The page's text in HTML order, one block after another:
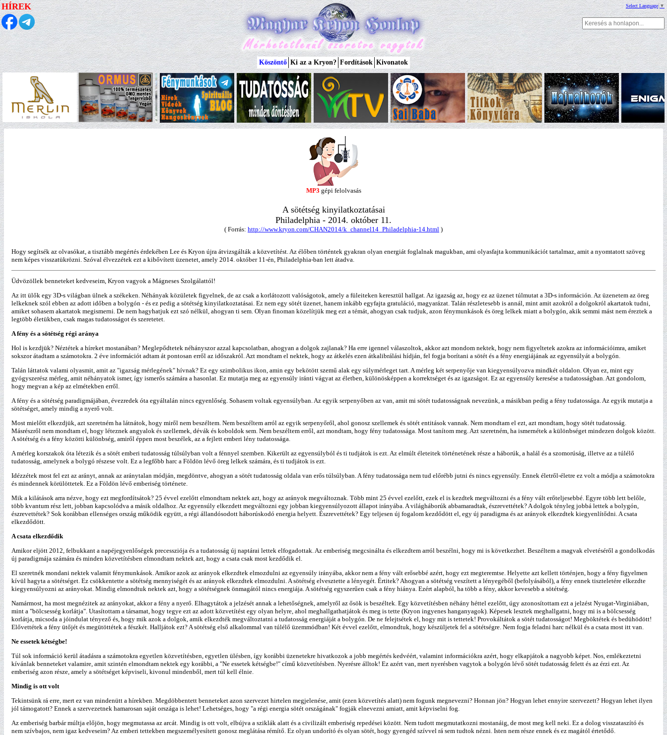
HÍREK Select Language ▼
Köszöntő Ki az a Kryon? Fordítások Kivonatok
MP3 gépi felolvasás
A sötétség kinyilatkoztatásai
Philadelphia - 2014. október 11.
( Forrás: http://www.kryon.com/CHAN2014/k_channel14_Philadelphia-14.html )
Hogy segítsék az olvasókat, a tisztább megértés érdekében Lee és Kryon újra átvizsgálták a közvetítést. Az élőben történtek gyakran olyan energiát foglalnak magukban, ami olyasfajta kommunikációt tartalmaz, amit a nyomtatott szöveg
nem képes visszatükrözni. Szóval élvezzétek ezt a kibővített üzenetet, amely 2014. október 11-én, Philadelphia-ban lett átadva.
Üdvözöllek benneteket kedveseim, Kryon vagyok a Mágneses Szolgálattól!
Az itt ülők egy 3D-s világban ülnek a székeken. Néhányak közületek figyelnek, de az csak a korlátozott valóságotok, amely a füleiteken keresztül hallgat. Az igazság az, hogy ez az üzenet túlmutat a 3D-s információn. Az üzenetem az öreg
lelkeknek szól ebben az adott időben a bolygón - és ez pedig a sötétség kinyilatkoztatásai. Ez nem egy sötét üzenet, hanem inkább egyfajta gratuláció, magyarázat. Talán részletesebb is annál, mint amit azokról a dolgokról akartatok tudni,
amiket sohasem akartatok megismerni. De nem hagyhatjuk ezt szó nélkül, ahogyan ti sem. Olyan finoman közelítjük meg ezt a témát, ahogyan csak tudjuk, azon fénymunkások és öreg lelkek miatt a bolygón, akik semmi mást nem éreztek a
legtöbb életükben, csak magas tudatosságot és szeretetet.
A fény és a sötétség régi aránya
Hol is kezdjük? Néztétek a híreket mostanában? Meglepődtetek néhányszor azzal kapcsolatban, ahogyan a dolgok zajlanak? Ha erre igennel válaszoltok, akkor azt mondom nektek, hogy nem figyeltetek azokra az információimra, amiket
sokszor átadtam a számotokra. 2 éve információt adtam át pontosan erről az időszakról. Azt mondtam el nektek, hogy az átkelés ezen átkalibrálási hídján, fel fogja borítani a sötét és a fény energiájának az egyensúlyát a bolygón.
Talán láttatok valami olyasmit, amit az "igazság mérlegének" hívnak? Ez egy szimbolikus ikon, amin egy bekötött szemű alak egy súlymérleget tart. A mérleg két serpenyője van kiegyensúlyozva mindkét oldalon. Olyan ez, mint egy
gyógyszerész mérleg, amit néhányatok ismer, így ismerős számára a hasonlat. Ez mutatja meg az egyensúly iránti vágyat az életben, különösképpen a korrektséget és az igazságot. Ez az egyensúly keresése a tudatosságban. Azt gondolom,
hogy megvan a kép az elmétekben erről.
A fény és a sötétség paradigmájában, évezredek óta egyáltalán nincs egyenlőség. Sohasem voltak egyensúlyban. Az egyik serpenyőben az van, amit mi sötét tudatosságnak nevezünk, a másikban pedig a fény tudatossága. Az egyik mutatja a
sötétséget, amely mindig a nyerő volt.
Most mielőtt elkezdjük, azt szeretném ha látnátok, hogy miről nem beszéltem. Nem beszéltem arról az egyik serpenyőről, ahol gonosz szellemek és sötét entitások vannak. Nem mondtam el ezt, azt mondtam, hogy sötét tudatosság.
Másrészről nem mondtam el, hogy léteznek angyalok és szellemek, dévák és koboldok sem. Nem beszéltem erről, azt mondtam, hogy fény tudatossága. Most tanítom meg. Azt szeretném, ha ismernétek a különbséget mindezen dolgok között.
A sötétség és a fény közötti különbség, amiről éppen most beszélek, az a fejlett emberi lény tudatossága.
A mérleg korszakok óta létezik és a sötét emberi tudatosság túlsúlyban volt a fénnyel szemben. Kikerült az egyensúlyból és ti tudjátok is ezt. Az elmúlt életeitek történetének része a háborúk, a halál és a szomorúság, illetve az a túlélő
tudatosság, amelynek a bolygó részese volt. Ez a legfőbb harc a Földön lévő öreg lelkek számára, és ti tudjátok is ezt.
Idézzétek most fel ezt az arányt, annak az aránytalan módján, megdöntve, ahogyan a sötét tudatosság oldala van erős túlsúlyban. A fény tudatossága nem tud előrébb jutni és nincs egyensúly. Ennek életről-életre ez volt a módja a számotokra
és mindennek körülöttetek. Ez a Földön lévő emberiség története.
Mik a kilátások arra nézve, hogy ezt megfordítsátok? 25 évvel ezelőtt elmondtam nektek azt, hogy az arányok megváltoznak. Több mint 25 évvel ezelőtt, ezek el is kezdtek megváltozni és a fény vált erőteljesebbé. Egyre több lett belőle,
több kvantum rész lett, jobban kapcsolódva a másik oldalhoz. Az egyensúly elkezdett megváltozni egy jobban kiegyensúlyozott állapot irányába. A világháborúk abbamaradtak, észrevettétek? A dolgok tényleg jobbá lettek a bolygón,
észrevettétek? Sok korábban ellenséges ország működik együtt, a régi állandósodott háborúskodó energia helyett. Észrevettétek? Egy teljesen új fogalom kezdődött el, egy új paradigma és az arányok elkezdtek kiegyenlítődni. A csata
elkezdődött.
A csata elkezdődik
Amikor eljött 2012, felbukkant a napéjegyenlőségek precessziója és a tudatosság új naptárai lettek elfogadottak. Az emberiség megcsinálta és elkezdtem arról beszélni, hogy mi is következhet. Beszéltem a magvak elvetéséről a gondolkodás
új paradigmája számára és minden közvetítésben elmondtam nektek azt, hogy a csata csak most kezdődik el.
El szeretnék mondani nektek valamit fénymunkások. Amikor azok az arányok elkezdtek elmozdulni az egyensúly irányába, akkor nem a fény vált erősebbé azért, hogy ezt megteremtse. Helyette azt kellett történjen, hogy a fény figyelmen
kívül hagyta a sötétséget. Ez csökkentette a sötétség mennyiségét és az arányok elkezdtek elmozdulni. A sötétség elvesztette a lényegét. Értitek? Ahogyan a sötétség veszített a lényegéből (befolyásából), a fény ennek tiszteletére elkezdte
kiegyensúlyozni az arányokat. Mindig elmondtuk nektek azt, hogy a sötétségnek önmagától nincs energiája. A sötétség egyszerűen csak a fény hiánya. Ezért alapból, ha több a fény, akkor kevesebb a sötétség.
Namármost, ha most megnézitek az arányokat, akkor a fény a nyerő. Elhagytátok a jelzését annak a lehetőségnek, amelyről az ősök is beszéltek. Egy közvetítésben néhány héttel ezelőtt, úgy azonosítottam ezt a jelzést Nyugat-Virginiában,
mint a "bölcsesség korlátja". Utasítottam a társamat, hogy tegye ezt az adott közvetítést egy olyan helyre, ahol meghallgathatjátok és meg is tette (Kryon ingyenes hanganyagok). Képesek lesztek meghallgatni, hogy mi is a bölcsesség
korlátja, micsoda a jóindulat tényező és, hogy mik azok a dolgok, amik elkezdték megváltoztatni a tudatosság energiáját a bolygón. De ne felejtsétek el, hogy mit is tettetek! Provokáltátok a sötét tudatosságot! Megböktétek és bedühödött!
Elővettétek a fény ütőjét és megütöttétek a fészkét. Halljátok ezt? A sötétség első alkalommal van túlélő üzemmódban! Két évvel ezelőtt, elmondtuk, hogy készüljetek fel a sötétségre. Nem fogja feladni harc nélkül és a csata most itt van.
Ne essetek kétségbe!
Túl sok információ kerül átadásra a számotokra egyetlen közvetítésben, egyetlen ülésben, így korábbi üzenetekre hivatkozok a jobb megértés kedvéért, valamint információkra azért, hogy elkapjátok a nagyobb képet. Nos, emlékeztetni
kívánlak benneteket valamire, amit szintén elmondtam nektek egy korábbi, a "Ne essetek kétségbe!" című közvetítésben. Nyerésre álltok! Ez azért van, mert nyerésben vagytok a bolygón lévő sötét tudatosság felett és az érzi ezt. Az
emberiség azon része, amely a sötétséget képviseli, kivonul mindenből, mert túl kell élnie.
Mindig is ott volt
Tekintsünk rá erre, mert ez van mindenütt a hírekben. Megdöbbentett benneteket azon szervezet hirtelen megjelenése, amit (ezen közvetítés alatt) nem fogunk megnevezni? Honnan jön? Hogyan lehet ennyire szervezett? Hogyan lehet ilyen
jól támogatott? Ennek a szervezetnek hamarosan saját országa is lehet! Lehetséges, hogy "a régi energia sötét országának" fogják elnevezni amiatt, amit képviselni fog.
Az emberiség barbár múltja előjön, hogy megmutassa az arcát. Mindig is ott volt, elbújva a sziklák alatt és a civilizált emberiség repedései között. Nem tudott megmutatkozni mostanáig, de most meg kell neki. Ez a dolog visszataszító és
nem szívbajos, nem igaz kedveseim? Az emberi tettekben megszemélyesített gonosz meglátása rémítő. Ez olyan undorító és olyan sötét, hogy gyengéd szívvel rá sem tudtok nézni. Isten nem része ennek és ez magától értetődő.